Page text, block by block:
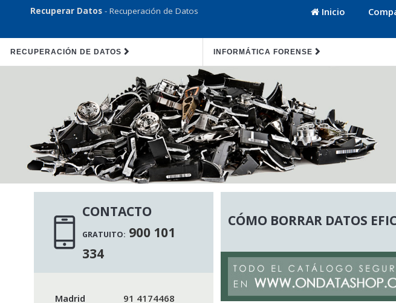
Recuperar Datos - Recuperación de Datos Inicio
RECUPERACIÓN DE DATOS INFORMÁTICA FORENSE
CÓMO BORRAR DATOS
CONTACTO
GRATUITO: 900 101
334
Madrid
91 4174468